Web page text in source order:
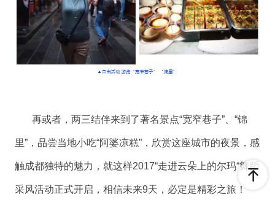
再或者，两三结伴来到了著名景点“宽窄巷子”、“锦
里”，品尝当地小吃“阿婆凉糕”，欣赏这座城市的夜景，感
触成都独特的魅力，就这样2017“走进云朵上的尔玛“舞蹈
采风活动正式开启，相信未来9天，必定是精彩之旅！